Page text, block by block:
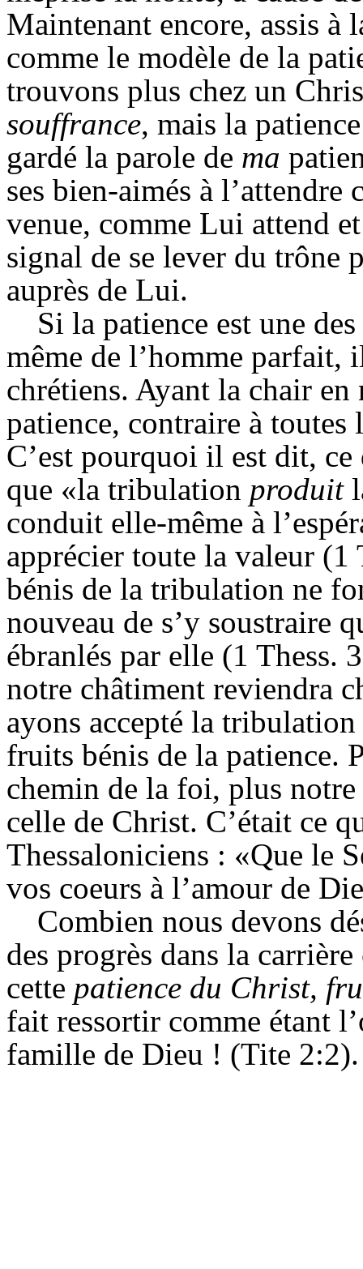
Maintenant encore, assis à
comme le modèle de la
trouvons plus chez un
souffrance, mais la
gardé la parole de ma
ses bien-aimés à
venue, comme Lui attend
signal de se lever du trône
auprès de Lui.
Si la patience est une
même de l’homme parfait,
chrétiens. Ayant la chair
patience, contraire à
C’est pourquoi il est dit,
que «la tribulation produit
conduit elle-même à
apprécier toute la valeur (1
bénis de la tribulation ne
nouveau de s’y soustraire
ébranlés par elle (1 Thess.
notre châtiment reviendra
ayons accepté la
fruits bénis de la patience.
chemin de la foi, plus
celle de Christ. C’était ce
Thessaloniciens : «Que le
vos coeurs à l’amour de
Combien nous devons
des progrès dans la
cette patience du Christ,
fait ressortir comme étant
famille de Dieu ! (Tite 2:2).